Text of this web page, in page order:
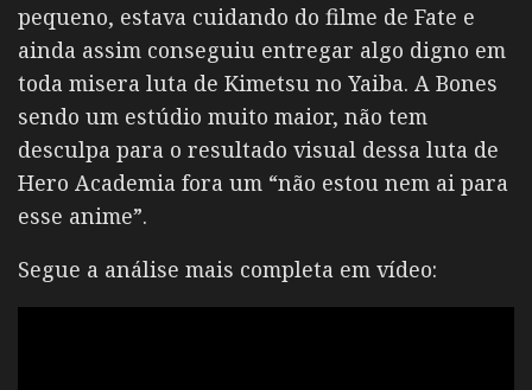
pequeno, estava cuidando do filme de Fate e
ainda assim conseguiu entregar algo digno em
toda misera luta de Kimetsu no Yaiba. A Bones
sendo um estúdio muito maior, não tem
desculpa para o resultado visual dessa luta de
Hero Academia fora um “não estou nem ai para
esse anime”.
Segue a análise mais completa em vídeo: